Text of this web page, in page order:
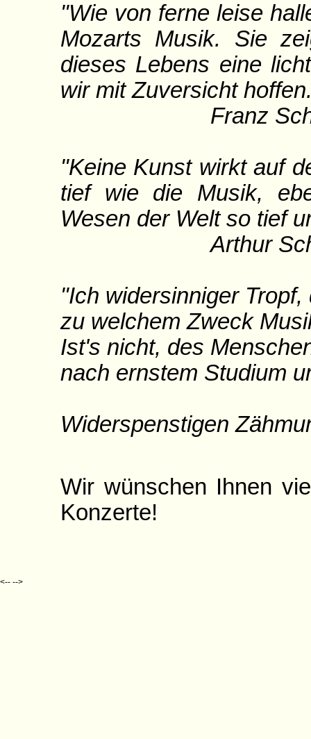
"Wie von ferne leise
Mozarts Musik. Sie
dieses Lebens eine
wir mit Zuversicht
Franz
"Keine Kunst wirkt auf
tief wie die Musik,
Wesen der Welt so tief
Arthur
"Ich widersinniger
zu welchem Zweck
Ist's nicht, des
nach ernstem Studium
Widerspenstigen
Wir wünschen Ihnen
Konzerte!
<-- -->